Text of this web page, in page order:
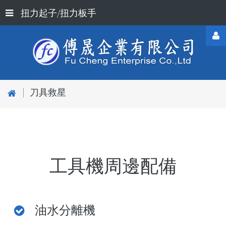
扭力起子/扭力板手
| 刀具救星
工具機周邊配備
油水分離機
Username
Remember